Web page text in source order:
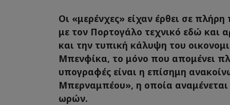
Οι «μερένχες» είχαν έρθει σε
με τον Πορτογάλο τεχνικό εδώ και
και την τυπική κάλυψη του
Μπενφίκα, το μόνο που απομένει
υπογραφές είναι η επίσημη
Μπερναμπέου», η οποία
ωρών.